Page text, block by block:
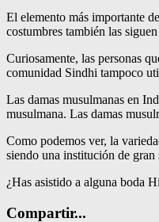
El elemento más importante
costumbres también las
Curiosamente, las personas
comunidad Sindhi tampoco
Las damas musulmanas en
musulmana. Las damas
Como podemos ver, la
siendo una institución de
¿Has asistido a alguna boda
Compartir...